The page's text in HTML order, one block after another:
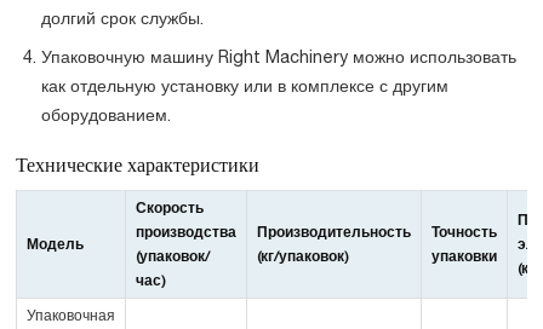
долгий срок службы.
Упаковочную машину Right Machinery можно использовать
как отдельную установку или в комплексе с другим
оборудованием.
Технические характеристики
Модель
Скорость
производства
(упаковок/
час)
Производительность
(кг/упаковок)
Точность
упаковки
Упаковочная